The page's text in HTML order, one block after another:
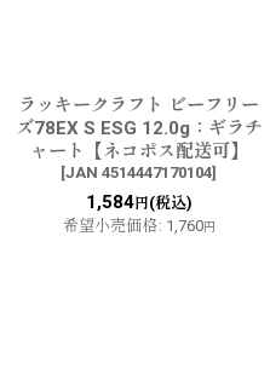
ラッキークラフト ビーフリー
ズ78EX S ESG 12.0g：ギラチ
ャート【ネコポス配送可】
[JAN 4514447170104]
1,584円(税込)
希望小売価格: 1,760円